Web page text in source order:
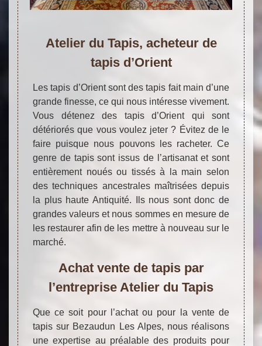
Atelier du Tapis, acheteur de
tapis d’Orient
Les tapis d’Orient sont des tapis fait main d’une
grande finesse, ce qui nous intéresse vivement.
Vous détenez des tapis d’Orient qui sont
détériorés que vous voulez jeter ? Évitez de le
faire puisque nous pouvons les racheter. Ce
genre de tapis sont issus de l’artisanat et sont
entièrement noués ou tissés à la main selon
des techniques ancestrales maîtrisées depuis
la plus haute Antiquité. Ils nous sont donc de
grandes valeurs et nous sommes en mesure de
les restaurer afin de les mettre à nouveau sur le
marché.
Achat vente de tapis par
l’entreprise Atelier du Tapis
Que ce soit pour l’achat ou pour la vente de
tapis sur Bezaudun Les Alpes, nous réalisons
une expertise au préalable des produits pour